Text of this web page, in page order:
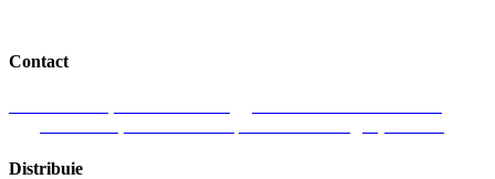
Contact
Distribuie